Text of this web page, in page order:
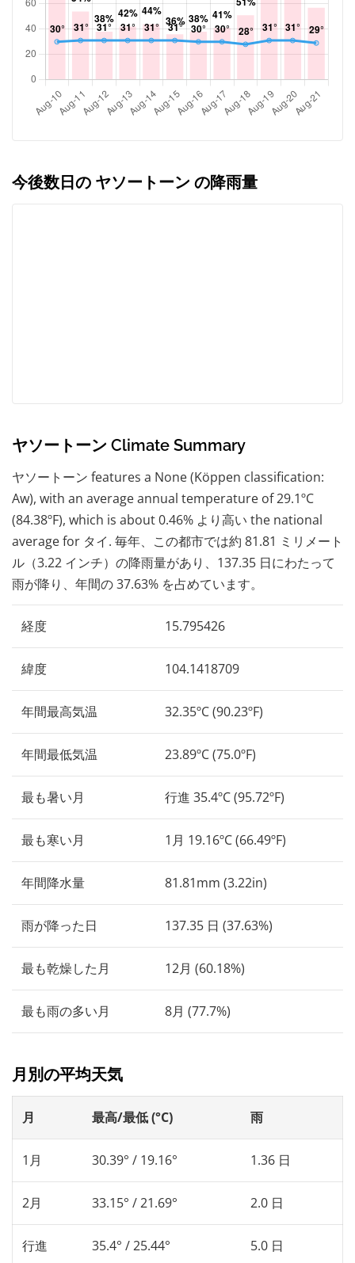
今後数日の ヤソートーン の降雨量
ヤソートーン Climate Summary
ヤソートーン features a None (Köppen classification:
Aw), with an average annual temperature of 29.1ºC
(84.38ºF), which is about 0.46% より高い the national
average for タイ. 毎年、この都市では約 81.81 ミリメート
ル（3.22 インチ）の降雨量があり、137.35 日にわたって
雨が降り、年間の 37.63% を占めています。
経度 15.795426
緯度 104.1418709
年間最高気温 32.35ºC (90.23ºF)
年間最低気温 23.89ºC (75.0ºF)
最も暑い月 行進 35.4ºC (95.72ºF)
最も寒い月 1月 19.16ºC (66.49ºF)
年間降水量 81.81mm (3.22in)
雨が降った日 137.35 日 (37.63%)
最も乾燥した月 12月 (60.18%)
最も雨の多い月 8月 (77.7%)
月別の平均天気
月 最高/最低 (°C) 雨
1月 30.39° / 19.16° 1.36 日
2月 33.15° / 21.69° 2.0 日
行進 35.4° / 25.44° 5.0 日